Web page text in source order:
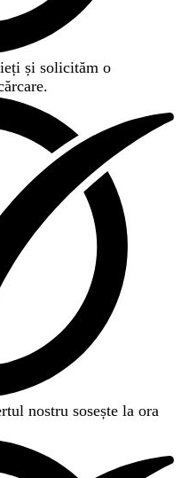
și solicităm o
nostru sosește la ora